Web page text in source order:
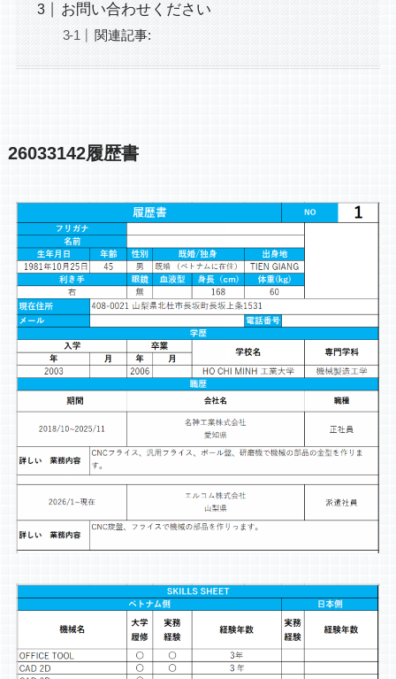
お問い合わせください
関連記事:
26033142履歴書